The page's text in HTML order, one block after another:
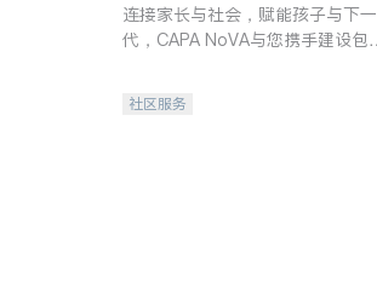
连接家长与社会，赋能孩子与下一
代，CAPA NoVA与您携手建设包
社区服务